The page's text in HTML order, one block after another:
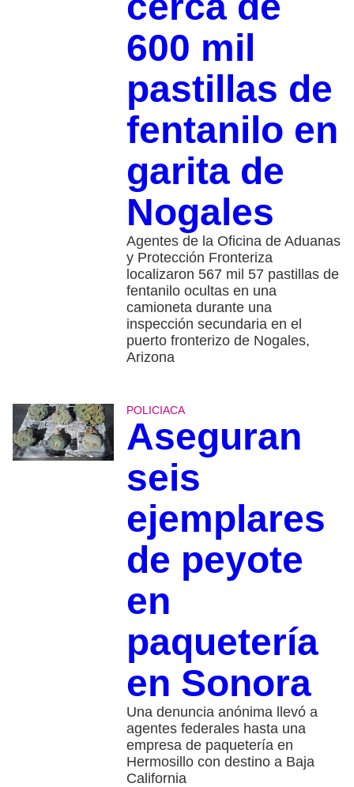
600 mil
pastillas de
fentanilo en
garita de
Nogales
Agentes de la Oficina de Aduanas
y Protección Fronteriza
localizaron 567 mil 57 pastillas de
fentanilo ocultas en una
camioneta durante una
inspección secundaria en el
puerto fronterizo de Nogales,
Arizona
POLICIACA
Aseguran
seis
ejemplares
de peyote
en
paquetería
en Sonora
Una denuncia anónima llevó a
agentes federales hasta una
empresa de paquetería en
Hermosillo con destino a Baja
California